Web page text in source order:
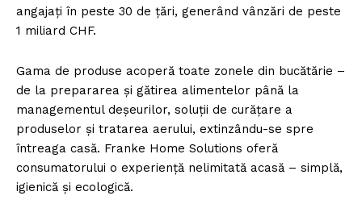
angajați în peste 30 de țări, generând vânzări de peste
1 miliard CHF.
Gama de produse acoperă toate zonele din bucătărie –
de la prepararea și gătirea alimentelor până la
managementul deșeurilor, soluții de curățare a
produselor și tratarea aerului, extinzându-se spre
întreaga casă. Franke Home Solutions oferă
consumatorului o experiență nelimitată acasă – simplă,
igienică și ecologică.